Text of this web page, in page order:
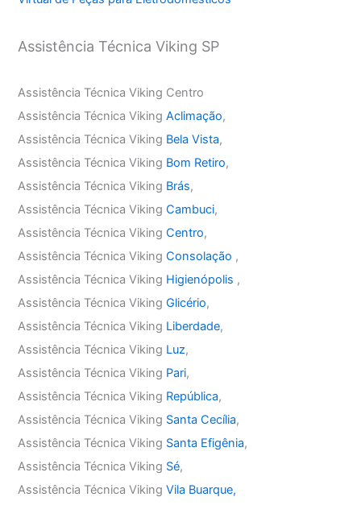
Assistência Técnica Viking SP
Assistência Técnica Viking Centro
Assistência Técnica VikingAclimação,
Assistência Técnica Viking Bela Vista,
Assistência Técnica Viking Bom Retiro,
Assistência Técnica Viking Brás,
Assistência Técnica VikingCambuci,
Assistência Técnica VikingCentro,
Assistência Técnica VikingConsolação ,
Assistência Técnica Viking Higienópolis ,
Assistência Técnica VikingGlicério,
Assistência Técnica Viking Liberdade,
Assistência Técnica Viking Luz,
Assistência Técnica Viking Pari,
Assistência Técnica Viking República,
Assistência Técnica Viking Santa Cecília,
Assistência Técnica Viking Santa Efigênia,
Assistência Técnica Viking Sé,
Assistência Técnica VikingVila Buarque,